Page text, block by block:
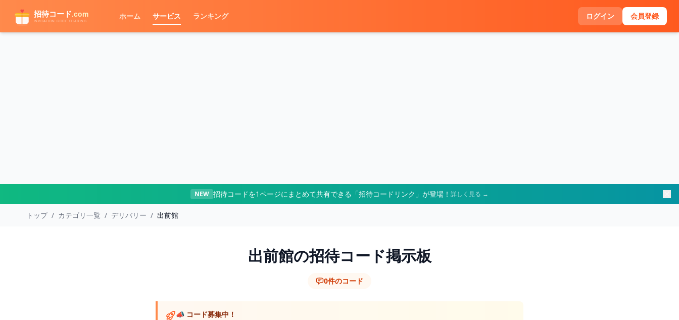
ホーム サービス ランキング ログイン 会員登録
NEW 招待コードを1ページにまとめて共有できる「招待コードリンク」が登場！ 詳しく見る →
トップ / カテゴリ一覧 / デリバリー / 出前館
出前館の招待コード掲示板
0件のコード
📣 コード募集中！